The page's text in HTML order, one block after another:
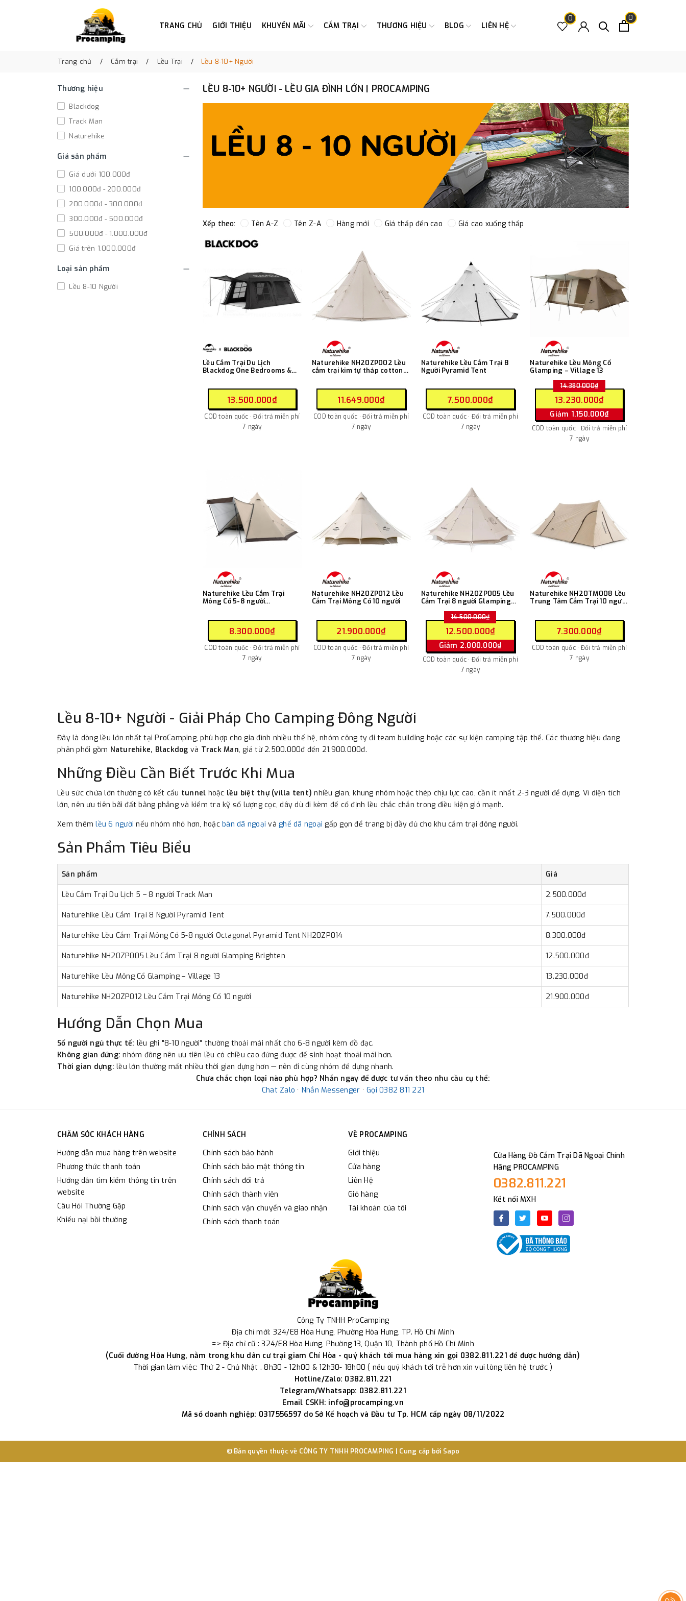
TRANG CHỦ GIỚI THIỆU KHUYẾN MÃI CẮM TRẠI THƯƠNG HIỆU BLOG LIÊN HỆ
0 0
Trang chủ Cắm trại Lều Trại Lều 8-10+ Người
Thương hiệu
Blackdog
Track Man
Naturehike
Giá sản phẩm
Giá dưới 100.000đ
100.000đ - 200.000đ
200.000đ - 300.000đ
300.000đ - 500.000đ
500.000đ - 1.000.000đ
Giá trên 1.000.000đ
Loại sản phẩm
Lều 8-10 Người
LỀU 8-10+ NGƯỜI - LỀU GIA ĐÌNH LỚN | PROCAMPING
Xếp theo: Tên A-Z Tên Z-A Hàng mới Giá thấp đến cao Giá cao xuống thấp
Lều Cắm Trại Du Lịch
Blackdog One Bedrooms &
13.500.000₫
COD toàn quốc · Đổi trả miễn phí
7 ngày
Naturehike NH20ZP002 Lều
cắm trại kim tự tháp cotton
11.649.000₫
COD toàn quốc · Đổi trả miễn phí
7 ngày
Naturehike Lều Cắm Trại 8
Người Pyramid Tent
7.500.000₫
COD toàn quốc · Đổi trả miễn phí
7 ngày
Naturehike Lều Mông Cổ
Glamping – Village 13
13.230.000₫
14.380.000₫
Giảm 1.150.000₫
COD toàn quốc · Đổi trả miễn phí
7 ngày
Naturehike Lều Cắm Trại
Mông Cổ 5-8 người
8.300.000₫
COD toàn quốc · Đổi trả miễn phí
7 ngày
Naturehike NH20ZP012 Lều
Cắm Trại Mông Cổ 10 người
21.900.000₫
COD toàn quốc · Đổi trả miễn phí
7 ngày
Naturehike NH20ZP005 Lều
Cắm Trại 8 người Glamping
12.500.000₫
14.500.000₫
Giảm 2.000.000₫
COD toàn quốc · Đổi trả miễn phí
7 ngày
Naturehike NH20TM008 Lều
Trung Tâm Cắm Trại 10 người
7.300.000₫
COD toàn quốc · Đổi trả miễn phí
7 ngày
Lều 8-10+ Người - Giải Pháp Cho Camping Đông Người
Đây là dòng lều lớn nhất tại ProCamping, phù hợp cho gia đình nhiều thế hệ, nhóm công ty đi team building hoặc các sự kiện camping tập thể. Các thương hiệu đang
phân phối gồm Naturehike, Blackdog và Track Man, giá từ 2.500.000đ đến 21.900.000đ.
Những Điều Cần Biết Trước Khi Mua
Lều sức chứa lớn thường có kết cấu tunnel hoặc lều biệt thự (villa tent) nhiều gian, khung nhôm hoặc thép chịu lực cao, cần ít nhất 2-3 người để dựng. Vì diện tích
lớn, nên ưu tiên bãi đất bằng phẳng và kiểm tra kỹ số lượng cọc, dây dù đi kèm để cố định lều chắc chắn trong điều kiện gió mạnh.
Xem thêmlều 6 người nếu nhóm nhỏ hơn, hoặc bàn dã ngoại và ghế dã ngoại gấp gọn để trang bị đầy đủ cho khu cắm trại đông người.
Sản Phẩm Tiêu Biểu
Sản phẩm Giá
Lều Cắm Trại Du Lịch 5 – 8 người Track Man 2.500.000đ
Naturehike Lều Cắm Trại 8 Người Pyramid Tent 7.500.000đ
Naturehike Lều Cắm Trại Mông Cổ 5-8 người Octagonal Pyramid Tent NH20ZP014 8.300.000đ
Naturehike NH20ZP005 Lều Cắm Trại 8 người Glamping Brighten 12.500.000đ
Naturehike Lều Mông Cổ Glamping – Village 13 13.230.000đ
Naturehike NH20ZP012 Lều Cắm Trại Mông Cổ 10 người 21.900.000đ
Hướng Dẫn Chọn Mua
Số người ngủ thực tế: lều ghi "8-10 người" thường thoải mái nhất cho 6-8 người kèm đồ đạc.
Không gian đứng: nhóm đông nên ưu tiên lều có chiều cao đứng được để sinh hoạt thoải mái hơn.
Thời gian dựng: lều lớn thường mất nhiều thời gian dựng hơn — nên đi cùng nhóm để dựng nhanh.
Chưa chắc chọn loại nào phù hợp? Nhắn ngay để được tư vấn theo nhu cầu cụ thể:
Chat Zalo · Nhắn Messenger ·Gọi 0382 811 221
CHĂM SÓC KHÁCH HÀNG
Hướng dẫn mua hàng trên website
Phương thức thanh toán
Hướng dẫn tìm kiếm thông tin trên
website
Câu Hỏi Thường Gặp
Khiếu nại bồi thường
CHÍNH SÁCH
Chính sách bảo hành
Chính sách bảo mật thông tin
Chính sách đổi trả
Chính sách thành viên
Chính sách vận chuyển và giao nhận
Chính sách thanh toán
VỀ PROCAMPING
Giới thiệu
Cửa hàng
Liên Hệ
Giỏ hàng
Tài khoản của tôi
Cửa Hàng Đồ Cắm Trại Dã Ngoại Chính
Hãng PROCAMPING
0382.811.221
Kết nối MXH
Công Ty TNHH ProCamping
Địa chỉ mới: 324/E8 Hòa Hưng, Phường Hòa Hưng, TP. Hồ Chí Minh
=> Địa chỉ cũ : 324/E8 Hòa Hưng, Phường 13, Quận 10, Thành phố Hồ Chí Minh
(Cuối đường Hòa Hưng, nằm trong khu dân cư trại giam Chí Hòa - quý khách tới mua hàng xin gọi 0382.811.221 để được hướng dẫn)
Thời gian làm việc: Thứ 2 - Chủ Nhật . 8h30 - 12h00 & 12h30- 18h00 ( nếu quý khách tới trễ hơn xin vui lòng liên hệ trước )
Hotline/Zalo: 0382.811.221
Telegram/Whatsapp: 0382.811.221
Email CSKH: info@procamping.vn
Mã số doanh nghiệp: 0317556597 do Sở Kế hoạch và Đầu tư Tp. HCM cấp ngày 08/11/2022
© Bản quyền thuộc về CÔNG TY TNHH PROCAMPING | Cung cấp bởi Sapo